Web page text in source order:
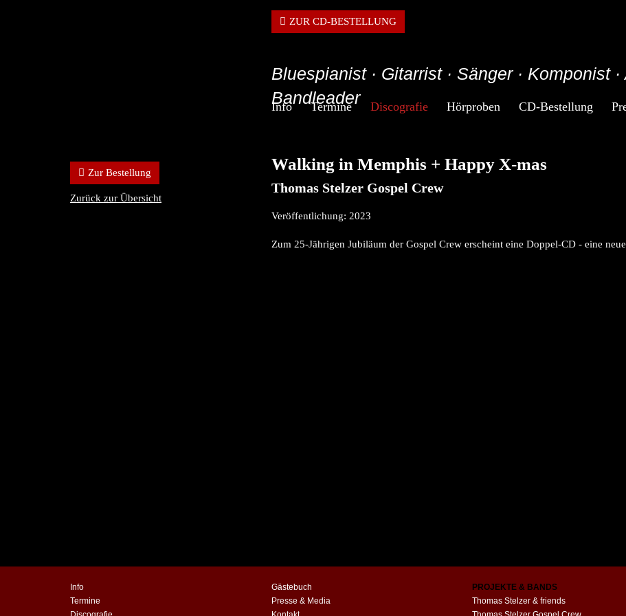
ZUR CD-BESTELLUNG
Bluespianist · Gitarrist · Sänger · Komponist ·
Bandleader
Info Termine Discografie Hörproben CD-Bestellung
Zur Bestellung
Zurück zur Übersicht
Walking in Memphis + Happy X-mas
Thomas Stelzer Gospel Crew
Veröffentlichung: 2023
Zum 25-Jährigen Jubiläum der Gospel Crew erscheint eine Doppel-CD - eine
Info
Termine
Gästebuch
Presse & Media
PROJEKTE & BANDS
Thomas Stelzer & friends